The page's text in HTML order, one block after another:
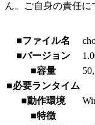
ん。ご自身の責任に
■ファイル名
■バージョン
■容量
■必要ランタイム
■動作環境
■特徴